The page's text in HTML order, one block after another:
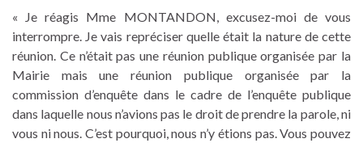
« Je réagis Mme MONTANDON, excusez-moi de vous
interrompre. Je vais repréciser quelle était la nature de cette
réunion. Ce n’était pas une réunion publique organisée par la
Mairie mais une réunion publique organisée par la
commission d’enquête dans le cadre de l’enquête publique
dans laquelle nous n’avions pas le droit de prendre la parole, ni
vous ni nous. C’est pourquoi, nous n’y étions pas. Vous pouvez